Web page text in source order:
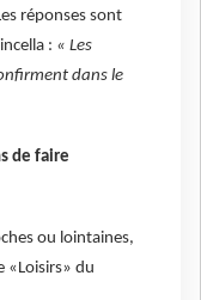
réponses sont
: « Les
dans le
de faire
ou lointaines,
«Loisirs» du